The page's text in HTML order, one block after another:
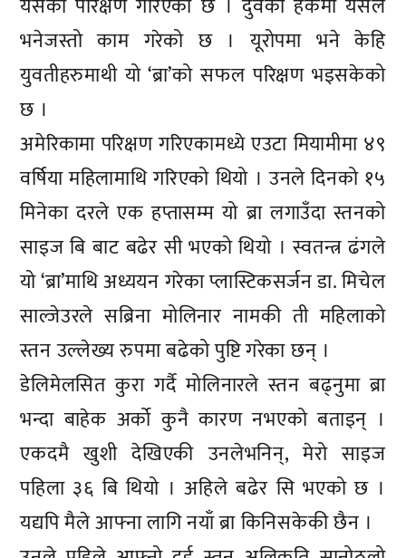
भनेजस्तो काम गरेको छ । यूरोपमा भने केहि
युवतीहरुमाथी यो ‘ब्रा’को सफल परिक्षण भइसकेको
छ ।
अमेरिकामा परिक्षण गरिएकामध्ये एउटा मियामीमा ४९
वर्षिया महिलामाथि गरिएको थियो । उनले दिनको १५
मिनेका दरले एक हप्तासम्म यो ब्रा लगाउँदा स्तनको
साइज बि बाट बढेर सी भएको थियो । स्वतन्त्र ढंगले
यो ‘ब्रा’माथि अध्ययन गरेका प्लास्टिकसर्जन डा. मिचेल
साल्जेउरले सब्रिना मोलिनार नामकी ती महिलाको
स्तन उल्लेख्य रुपमा बढेको पुष्टि गरेका छन् ।
डेलिमेलसित कुरा गर्दै मोलिनारले स्तन बढ्नुमा ब्रा
भन्दा बाहेक अर्को कुनै कारण नभएको बताइन् ।
एकदमै खुशी देखिएकी उनलेभनिन्, मेरो साइज
पहिला ३६ बि थियो । अहिले बढेर सि भएको छ ।
यद्यपि मैले आफ्ना लागि नयाँ ब्रा किनिसकेकी छैन ।